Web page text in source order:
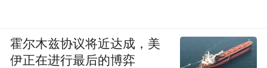
霍尔木兹协议将近达成，美
伊正在进行最后的博弈